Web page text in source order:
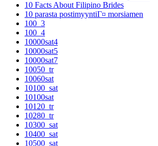
10 Facts About Filipino Brides
10 parasta postimyyntiГ¤ morsiamen
100_3
100_4
10000sat4
10000sat5
10000sat7
10050_tr
10060sat
10100_sat
10100sat
10120_tr
10280_tr
10300_sat
10400_sat
10500_sat